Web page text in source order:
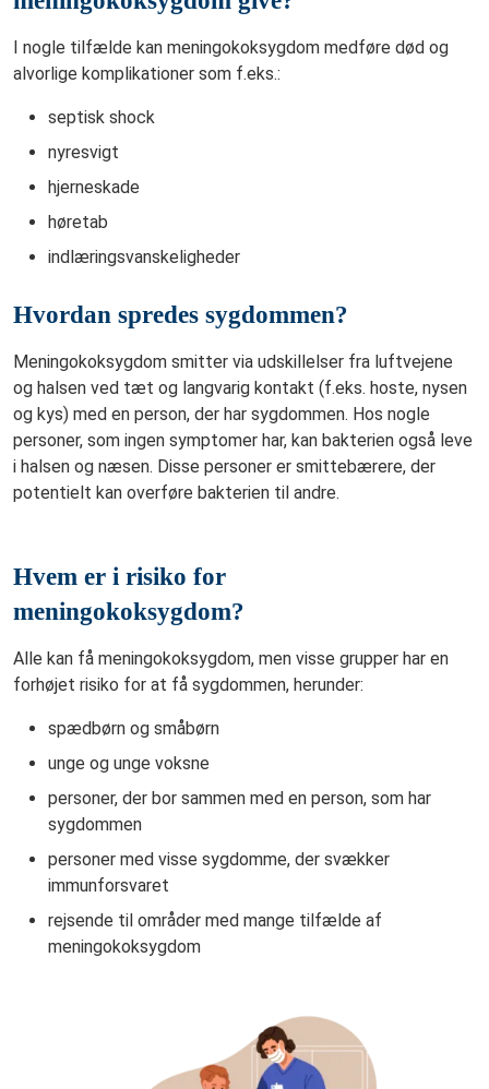
I nogle tilfælde kan meningokoksygdom medføre død og
alvorlige komplikationer som f.eks.:
septisk shock
nyresvigt
hjerneskade
høretab
indlæringsvanskeligheder
Hvordan spredes sygdommen?
Meningokoksygdom smitter via udskillelser fra luftvejene
og halsen ved tæt og langvarig kontakt (f.eks. hoste, nysen
og kys) med en person, der har sygdommen. Hos nogle
personer, som ingen symptomer har, kan bakterien også leve
i halsen og næsen. Disse personer er smittebærere, der
potentielt kan overføre bakterien til andre.
Hvem er i risiko for
meningokoksygdom?
Alle kan få meningokoksygdom, men visse grupper har en
forhøjet risiko for at få sygdommen, herunder:
spædbørn og småbørn
unge og unge voksne
personer, der bor sammen med en person, som har
sygdommen
personer med visse sygdomme, der svækker
immunforsvaret
rejsende til områder med mange tilfælde af
meningokoksygdom